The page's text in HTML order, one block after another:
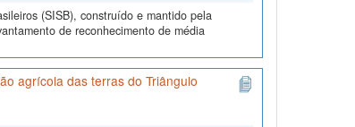
(SISB), construído e mantido pela
de reconhecimento de média
agrícola das terras do Triângulo